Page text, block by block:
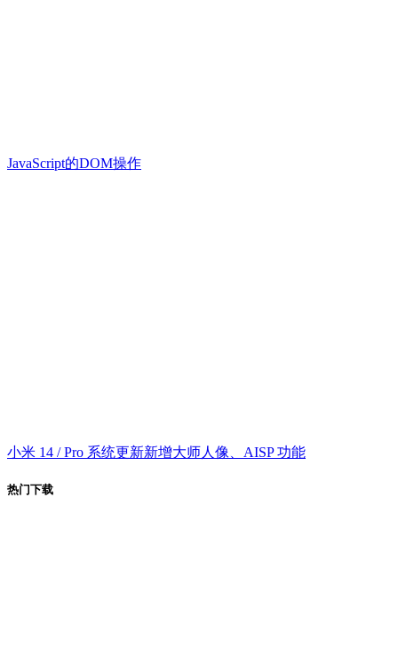
JavaScript的DOM操作
小米 14 / Pro 系统更新新增大师人像、AISP 功能
热门下载